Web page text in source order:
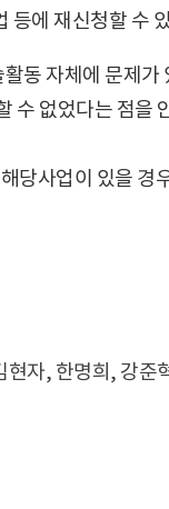
에 재신청할 수
동 자체에 문제
없었다는 점
당사업이 있을 경
현자, 한명희, 강준